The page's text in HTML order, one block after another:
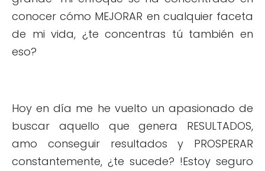
conocer cómo MEJORAR en cualquier faceta
de mi vida, ¿te concentras tú también en
eso?
Hoy en día me he vuelto un apasionado de
buscar aquello que genera RESULTADOS,
amo conseguir resultados y PROSPERAR
constantemente, ¿te sucede? !Estoy seguro